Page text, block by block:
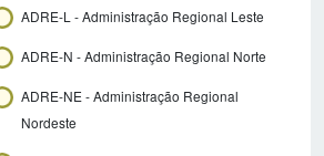
ADRE-L - Administração Regional Leste
ADRE-N - Administração Regional Norte
ADRE-NE - Administração Regional
Nordeste